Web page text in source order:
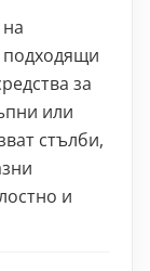
подходящи
за
или
стълби,
и